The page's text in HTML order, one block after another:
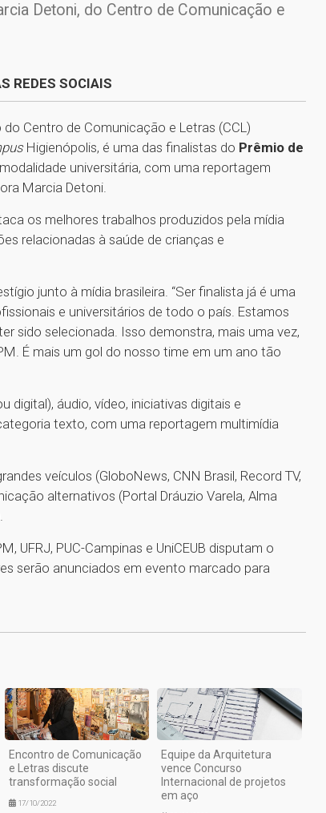
Detoni, do Centro de Comunicação e
REDES SOCIAIS
Centro de Comunicação e Letras (CCL)
Higienópolis, é uma das finalistas do Prêmio de
universitária, com uma reportagem
Marcia Detoni.
os melhores trabalhos produzidos pela mídia
relacionadas à saúde de crianças e
junto à mídia brasileira. “Ser finalista já é uma
e universitários de todo o país. Estamos
sido selecionada. Isso demonstra, mais uma vez,
É mais um gol do nosso time em um ano tão
áudio, vídeo, iniciativas digitais e
texto, com uma reportagem multimídia
veículos (GloboNews, CNN Brasil, Record TV,
alternativos (Portal Dráuzio Varela, Alma
UFRJ, PUC-Campinas e UniCEUB disputam o
serão anunciados em evento marcado para
Encontro de Comunicação
e Letras discute
transformação social
17/10/2022
Equipe da Arquitetura
vence Concurso
Internacional de projetos
em aço